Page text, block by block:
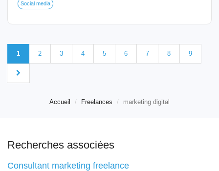
Social media
1 2 3 4 5 6 7 8 9
Accueil Freelances marketing digital
Recherches associées
Consultant marketing freelance